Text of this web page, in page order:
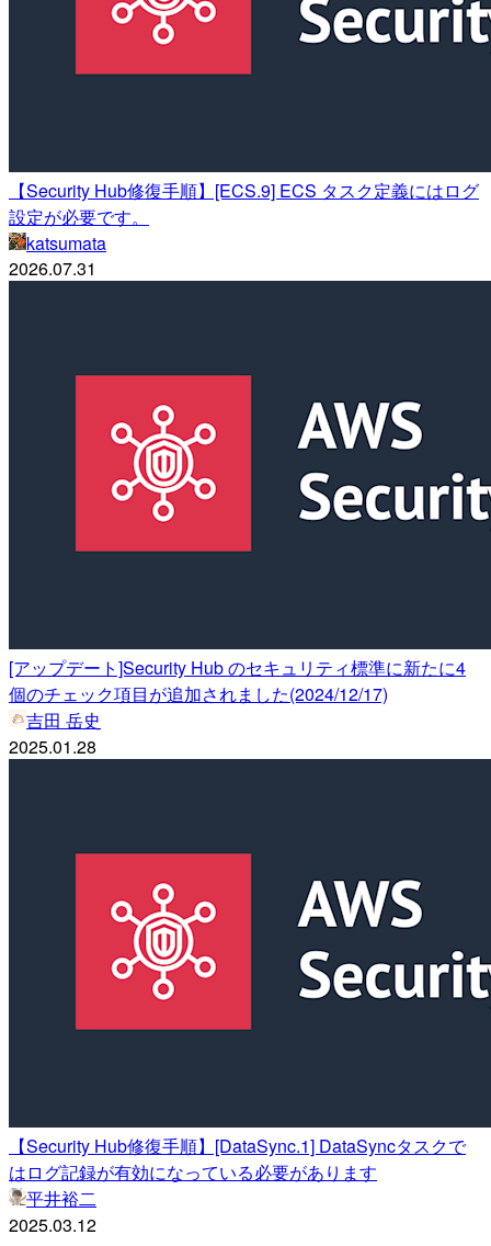
【Security Hub修復手順】[ECS.9] ECS タスク定義にはログ
設定が必要です。
katsumata
2026.07.31
[アップデート]Security Hub のセキュリティ標準に新たに4
個のチェック項目が追加されました(2024/12/17)
吉田 岳史
2025.01.28
【Security Hub修復手順】[DataSync.1] DataSyncタスクで
はログ記録が有効になっている必要があります
平井裕二
2025.03.12